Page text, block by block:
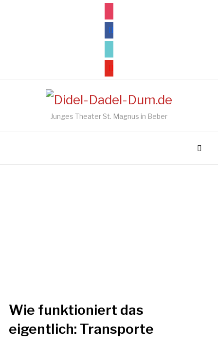
facebook
youtube
Junges Theater St. Magnus in Beber
Wie funktioniert das
eigentlich: Transporte